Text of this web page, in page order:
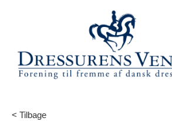
< Tilbage